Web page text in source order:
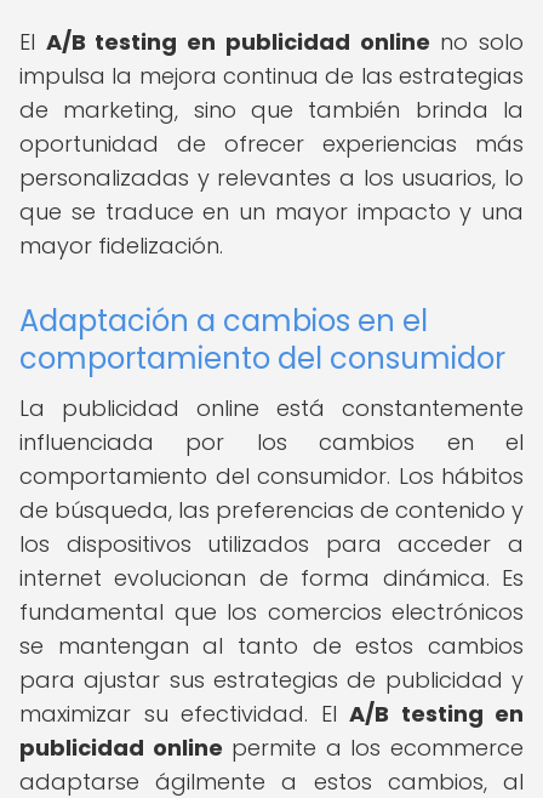
El A/B testing en publicidad online no solo
impulsa la mejora continua de las estrategias
de marketing, sino que también brinda la
oportunidad de ofrecer experiencias más
personalizadas y relevantes a los usuarios, lo
que se traduce en un mayor impacto y una
mayor fidelización.
Adaptación a cambios en el
comportamiento del consumidor
La publicidad online está constantemente
influenciada por los cambios en el
comportamiento del consumidor. Los hábitos
de búsqueda, las preferencias de contenido y
los dispositivos utilizados para acceder a
internet evolucionan de forma dinámica. Es
fundamental que los comercios electrónicos
se mantengan al tanto de estos cambios
para ajustar sus estrategias de publicidad y
maximizar su efectividad. El A/B testing en
publicidad online permite a los ecommerce
adaptarse ágilmente a estos cambios, al